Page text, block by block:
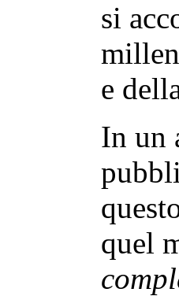
si
e
In un
quel